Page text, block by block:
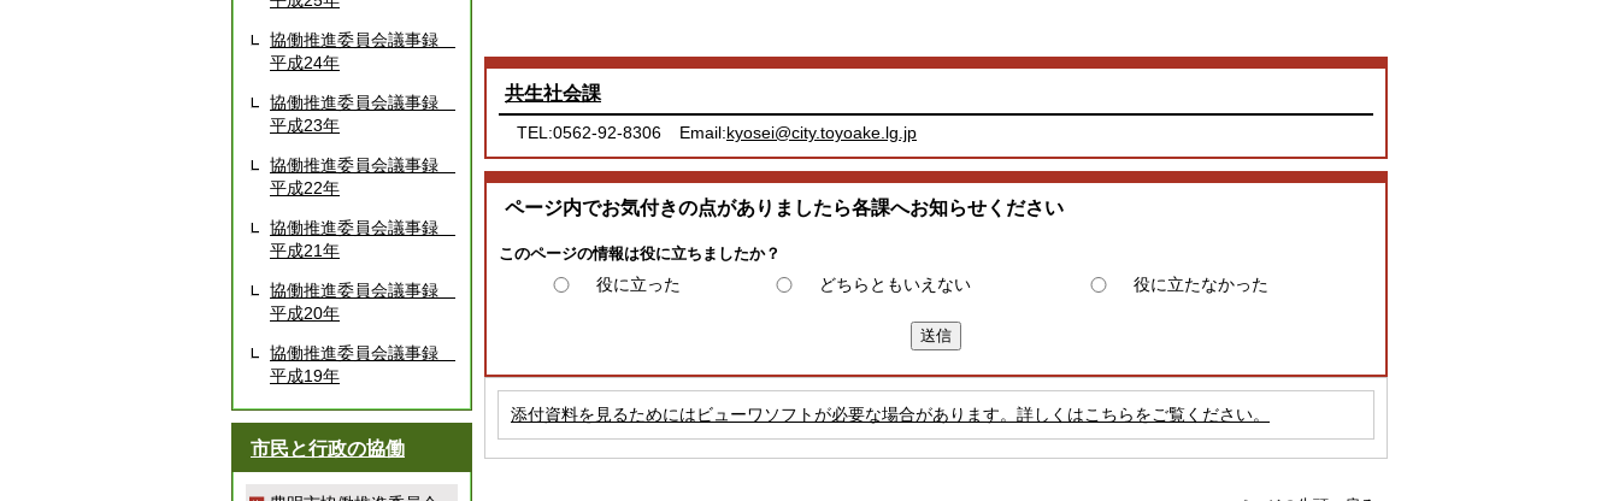
協働推進委員会議事録
平成24年
協働推進委員会議事録
平成23年
協働推進委員会議事録
平成22年
協働推進委員会議事録
平成21年
協働推進委員会議事録
平成20年
協働推進委員会議事録
平成19年
市民と行政の協働
共生社会課
TEL:0562-92-8306 Email:kyosei@city.toyoake.lg.jp
ページ内でお気付きの点がありましたら各課へお知らせください
このページの情報は役に立ちましたか？
役に立った どちらともいえない 役に立たなかった
添付資料を見るためにはビューワソフトが必要な場合があります。詳しくはこちらをご覧ください。